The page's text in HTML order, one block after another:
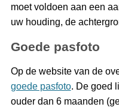
moet voldoen aan een
uw houding, de
Goede pasfoto
Op de website van de
goede pasfoto. De goed
ouder dan 6 maanden